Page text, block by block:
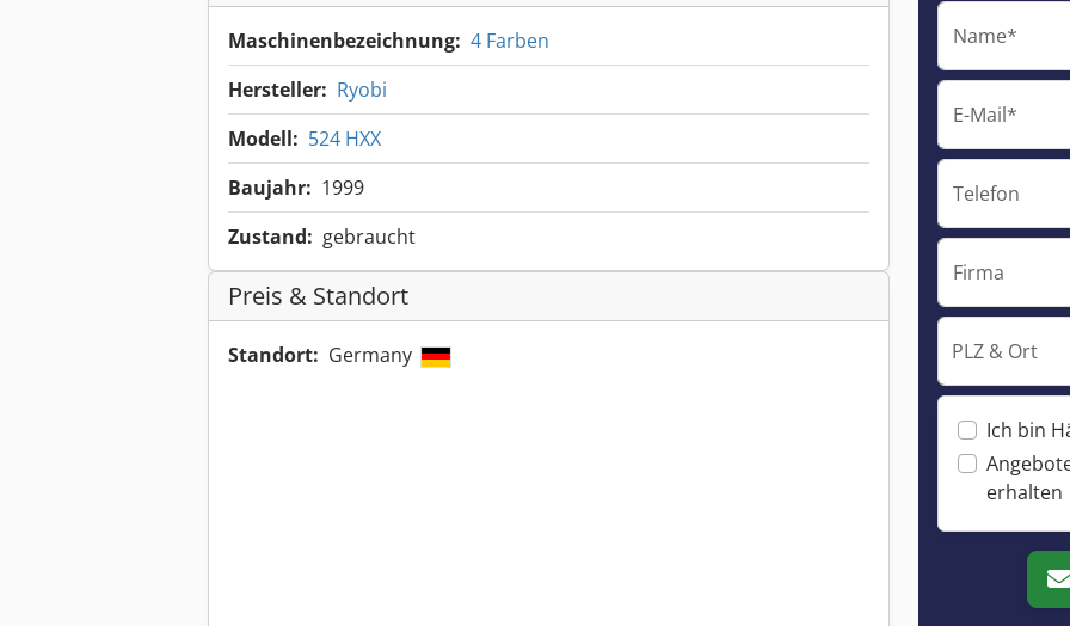
Maschinenbezeichnung: 4 Farben
Hersteller: Ryobi
Modell: 524 HXX
Baujahr: 1999
Zustand: gebraucht
Preis & Standort
Standort: Germany
Name*
E-Mail*
Telefon
Firma
PLZ & Ort
Ich bin
erhalten